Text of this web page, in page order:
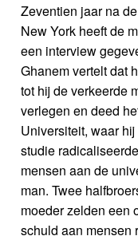
Zeventien jaar na
New York heeft de
een interview
Ghanem vertelt dat
tot hij de verkeerde
verlegen en deed
Universiteit, waar
studie
mensen aan de
man. Twee
moeder zelden een
schuld aan mensen